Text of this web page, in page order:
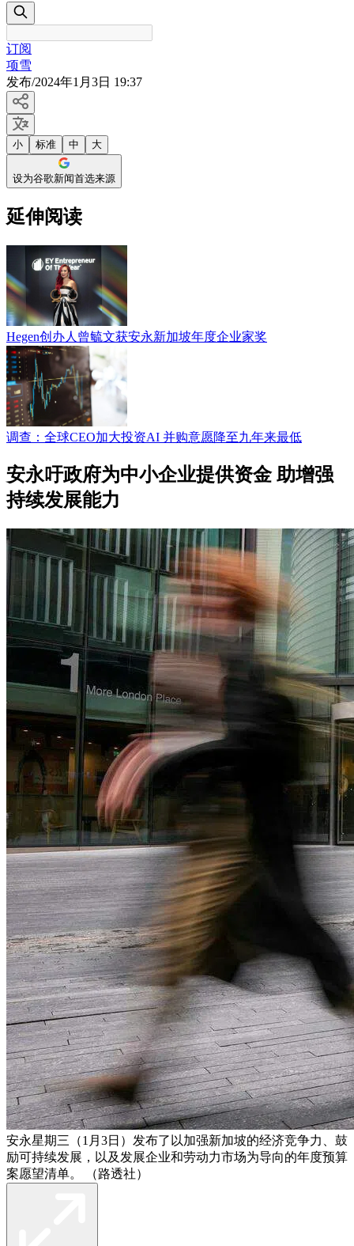
订阅
项雪
发布/2024年1月3日 19:37
小 标准 中 大
设为谷歌新闻首选来源
延伸阅读
Hegen创办人曾毓文获安永新加坡年度企业家奖
调查：全球CEO加大投资AI 并购意愿降至九年来最低
安永吁政府为中小企业提供资金 助增强
持续发展能力
安永星期三（1月3日）发布了以加强新加坡的经济竞争力、鼓
励可持续发展，以及发展企业和劳动力市场为导向的年度预算
案愿望清单。 （路透社）